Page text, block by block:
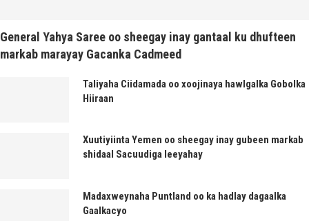
General Yahya Saree oo sheegay inay gantaal ku dhufteen
markab marayay Gacanka Cadmeed
Taliyaha Ciidamada oo xoojinaya hawlgalka Gobolka
Hiiraan
Xuutiyiinta Yemen oo sheegay inay gubeen markab
shidaal Sacuudiga leeyahay
Madaxweynaha Puntland oo ka hadlay dagaalka
Gaalkacyo